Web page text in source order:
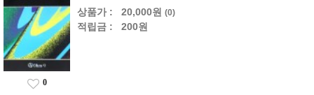
상품가 : 20,000원 (0)
적립금 : 200원
0